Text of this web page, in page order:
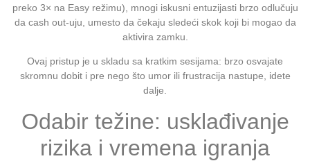
preko 3× na Easy režimu), mnogi iskusni entuzijasti brzo odlučuju
da cash out-uju, umesto da čekaju sledeći skok koji bi mogao da
aktivira zamku.
Ovaj pristup je u skladu sa kratkim sesijama: brzo osvajate
skromnu dobit i pre nego što umor ili frustracija nastupe, idete
dalje.
Odabir težine: usklađivanje
rizika i vremena igranja